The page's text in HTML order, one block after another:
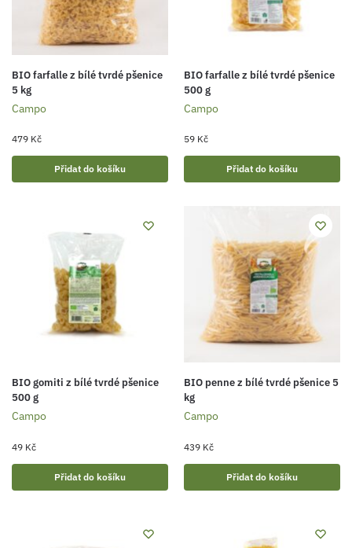
BIO farfalle z bílé tvrdé pšenice
5 kg
Campo
479 Kč
Přidat do košíku
BIO farfalle z bílé tvrdé pšenice
500 g
Campo
59 Kč
Přidat do košíku
BIO gomiti z bílé tvrdé pšenice
500 g
Campo
49 Kč
Přidat do košíku
BIO penne z bílé tvrdé pšenice 5
kg
Campo
439 Kč
Přidat do košíku